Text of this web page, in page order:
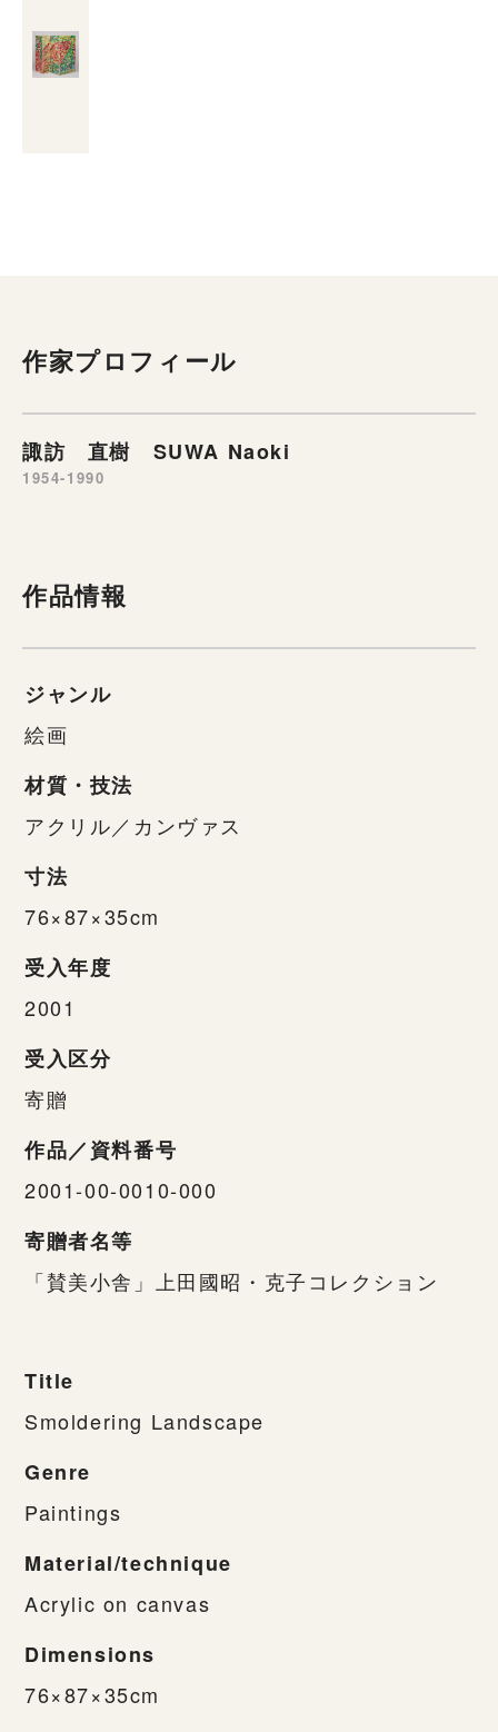
作家プロフィール
諏訪 直樹 SUWA Naoki
1954-1990
作品情報
ジャンル
絵画
材質・技法
アクリル／カンヴァス
寸法
76×87×35cm
受入年度
2001
受入区分
寄贈
作品／資料番号
2001-00-0010-000
寄贈者名等
「賛美小舎」上田國昭・克子コレクション
Title
Smoldering Landscape
Genre
Paintings
Material/technique
Acrylic on canvas
Dimensions
76×87×35cm